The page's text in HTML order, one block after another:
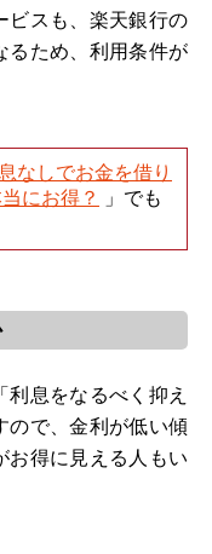
ビスも、楽天銀行の
るため、利用条件が
なしでお金を借り
にお得？
」でも
息をなるべく抑え
ので、金利が低い傾
お得に見える人もい